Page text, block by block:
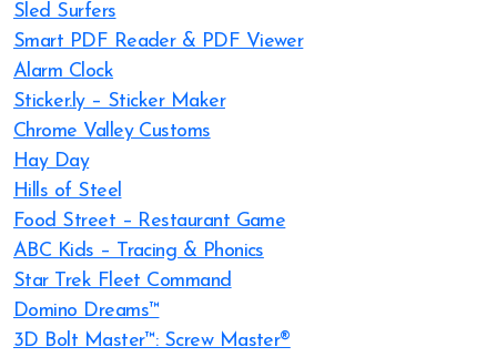
Sled Surfers
Smart PDF Reader & PDF Viewer
Alarm Clock
Sticker.ly – Sticker Maker
Chrome Valley Customs
Hay Day
Hills of Steel
Food Street – Restaurant Game
ABC Kids – Tracing & Phonics
Star Trek Fleet Command
Domino Dreams™
3D Bolt Master™: Screw Master®